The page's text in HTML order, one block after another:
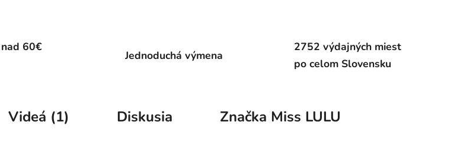
60€
Jednoduchá výmena
2752 výdajných miest
po celom Slovensku
Videá (1) Diskusia Značka Miss LULU